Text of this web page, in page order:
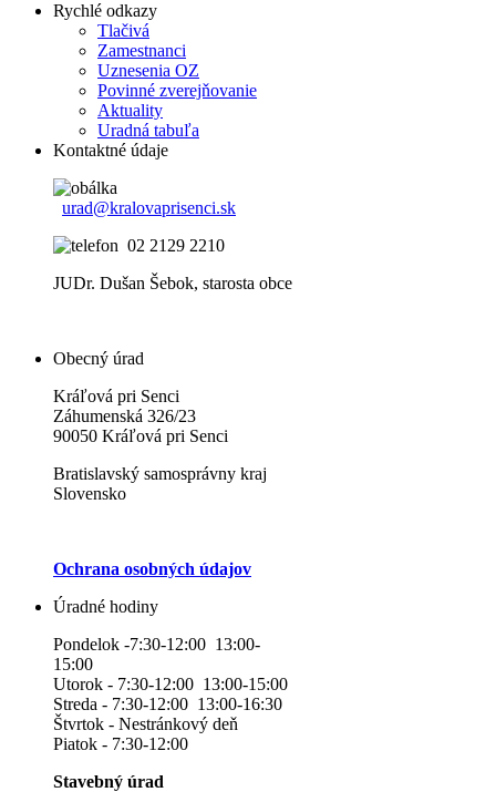
Rychlé odkazy
Tlačivá
Zamestnanci
Uznesenia OZ
Povinné zverejňovanie
Aktuality
Uradná tabuľa
Kontaktné údaje
urad@kralovaprisenci.sk
02 2129 2210
JUDr. Dušan Šebok, starosta obce
Obecný úrad
Kráľová pri Senci
Záhumenská 326/23
90050 Kráľová pri Senci
Bratislavský samosprávny kraj
Slovensko
Ochrana osobných údajov
Úradné hodiny
Pondelok -7:30-12:00 13:00-
15:00
Utorok - 7:30-12:00 13:00-15:00
Streda - 7:30-12:00 13:00-16:30
Štvrtok - Nestránkový deň
Piatok - 7:30-12:00
Stavebný úrad